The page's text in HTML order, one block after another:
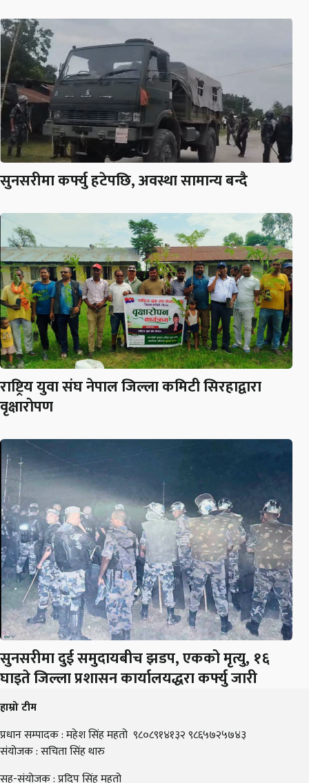
सुनसरीमा कर्फ्यु हटेपछि, अवस्था सामान्य बन्दै
राष्ट्रिय युवा संघ नेपाल जिल्ला कमिटी सिरहाद्वारा
वृक्षारोपण
सुनसरीमा दुई समुदायबीच झडप, एकको मृत्यु, १६
घाइते जिल्ला प्रशासन कार्यालयद्धरा कर्फ्यु जारी
हाम्रो टीम
प्रधान सम्पादक : महेश सिंह महतो ९८०८९१४१३२ ९८६५७२५७४३
संयोजक : सचिता सिंह थारु